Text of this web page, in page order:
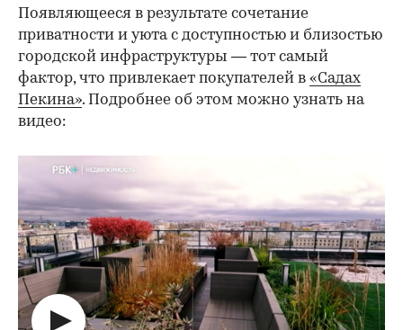
Появляющееся в результате сочетание
приватности и уюта с доступностью и близостью
городской инфраструктуры — тот самый
фактор, что привлекает покупателей в «Садах
Пекина». Подробнее об этом можно узнать на
видео: